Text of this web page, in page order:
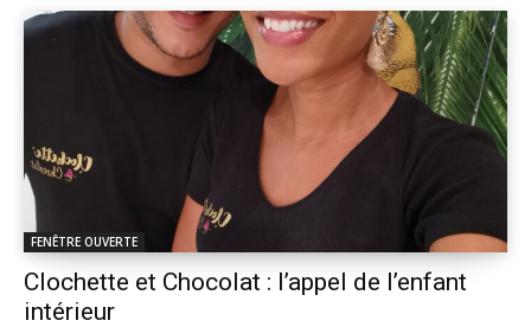
FENÊTRE OUVERTE
Clochette et Chocolat : l’appel de l’enfant
intérieur